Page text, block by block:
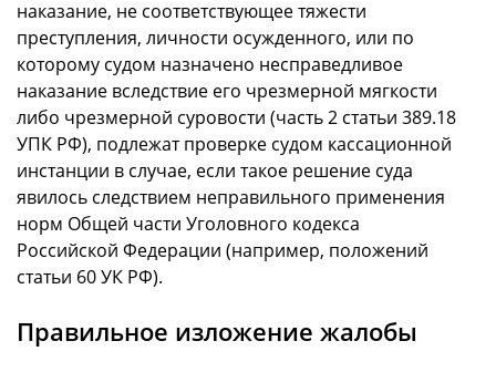
наказание, не соответствующее тяжести
преступления, личности осужденного, или по
которому судом назначено несправедливое
наказание вследствие его чрезмерной мягкости
либо чрезмерной суровости (часть 2 статьи 389.18
УПК РФ), подлежат проверке судом кассационной
инстанции в случае, если такое решение суда
явилось следствием неправильного применения
норм Общей части Уголовного кодекса
Российской Федерации (например, положений
статьи 60 УК РФ).
Правильное изложение жалобы